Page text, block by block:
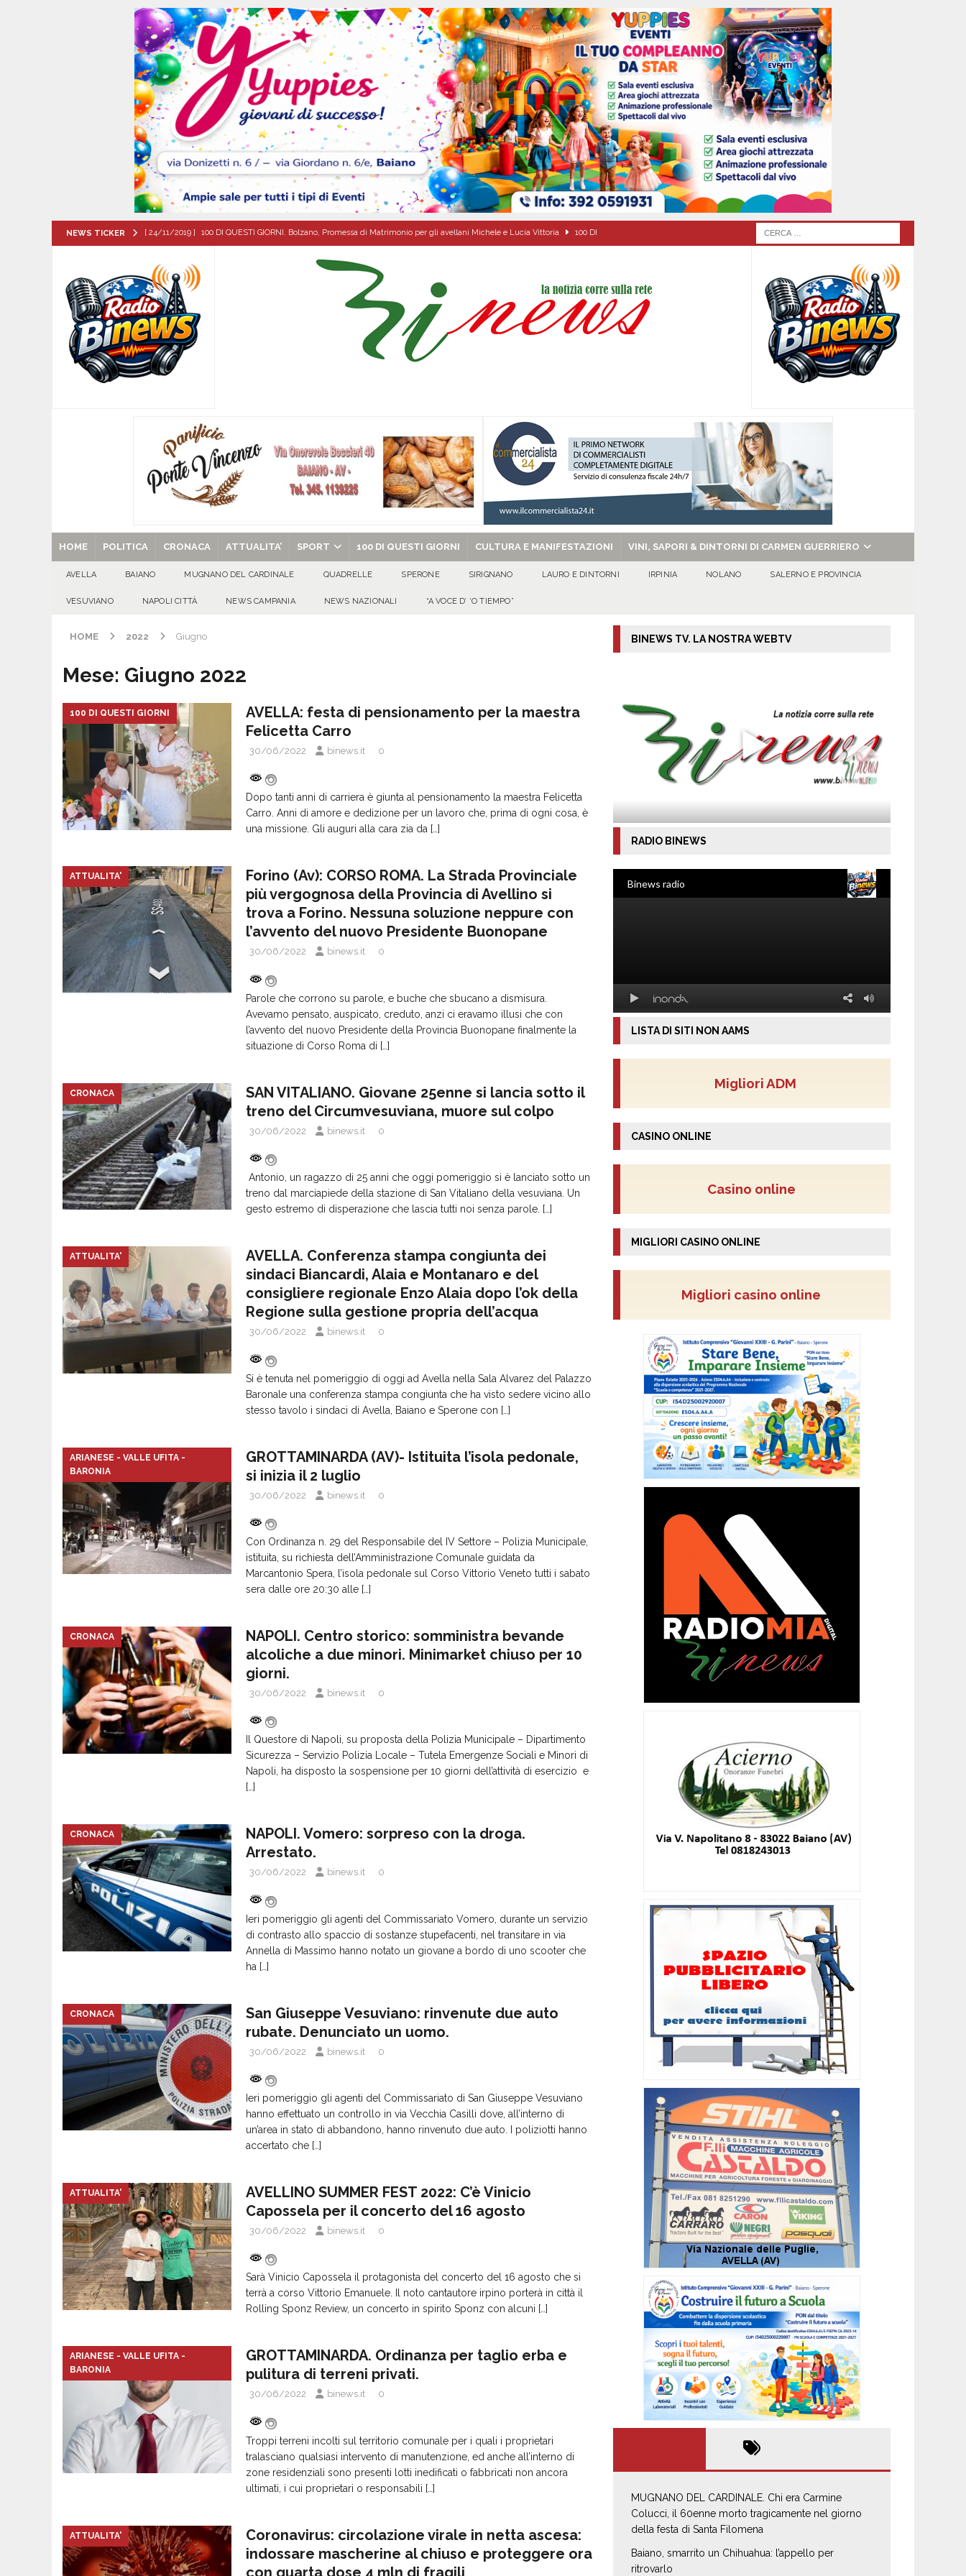
NEWS TICKER [ 24/11/2019 ] 100 DI QUESTI GIORNI. Bolzano, Promessa di Matrimonio per gli avellani Michele e Lucia Vittoria 100 DI
[ 09/08/2026 ] MUGNANO DEL CARDINALE. Chi era Carmine Colucci, il 60enne morto tragicamente nel giorno della festa di
Santa Filomena
[ 09/08/2026 ] Baiano, smarrito un Chihuahua: l’appello per ritrovarlo ATTUALITA'
[ 09/08/2026 ] Festa della Mozzarella di Bufala a Cancello ed Arnone: filiera bufalina solida ed in crescita continua
CASERTANA
[ 09/08/2026 ] Avella, cucciolo smarrito in via Carlo III: l’appello della famiglia per ritrovarlo AVELLA
[ 29/08/2025 ] SANT’Oggi. Venerdì 29 agosto la chiesa celebra il Martirio di san Giovanni Battista e santa Sabina EVIDENZA
HOME POLITICA CRONACA ATTUALITA’ SPORT 100 DI QUESTI GIORNI CULTURA E MANIFESTAZIONI VINI, SAPORI & DINTORNI DI CARMEN GUERRIERO
AVELLA BAIANO MUGNANO DEL CARDINALE QUADRELLE SPERONE SIRIGNANO LAURO E DINTORNI IRPINIA NOLANO SALERNO E PROVINCIA
VESUVIANO NAPOLI CITTÀ NEWS CAMPANIA NEWS NAZIONALI “A VOCE D’ ‘O TIEMPO”
HOME 2022 Giugno
Mese: Giugno 2022
100 DI QUESTI GIORNI
AVELLA: festa di pensionamento per la maestra
Felicetta Carro
30/06/2022 binews.it 0
Dopo tanti anni di carriera è giunta al pensionamento la maestra Felicetta
Carro. Anni di amore e dedizione per un lavoro che, prima di ogni cosa, è
una missione. Gli auguri alla cara zia da […]
ATTUALITA'
Forino (Av): CORSO ROMA. La Strada Provinciale
più vergognosa della Provincia di Avellino si
trova a Forino. Nessuna soluzione neppure con
l’avvento del nuovo Presidente Buonopane
30/06/2022 binews.it 0
Parole che corrono su parole, e buche che sbucano a dismisura.
Avevamo pensato, auspicato, creduto, anzi ci eravamo illusi che con
l’avvento del nuovo Presidente della Provincia Buonopane finalmente la
situazione di Corso Roma di […]
CRONACA
SAN VITALIANO. Giovane 25enne si lancia sotto il
treno del Circumvesuviana, muore sul colpo
30/06/2022 binews.it 0
Antonio, un ragazzo di 25 anni che oggi pomeriggio si è lanciato sotto un
treno dal marciapiede della stazione di San Vitaliano della vesuviana. Un
gesto estremo di disperazione che lascia tutti noi senza parole. […]
ATTUALITA'
AVELLA. Conferenza stampa congiunta dei
sindaci Biancardi, Alaia e Montanaro e del
consigliere regionale Enzo Alaia dopo l’ok della
Regione sulla gestione propria dell’acqua
30/06/2022 binews.it 0
Si è tenuta nel pomeriggio di oggi ad Avella nella Sala Alvarez del Palazzo
Baronale una conferenza stampa congiunta che ha visto sedere vicino allo
stesso tavolo i sindaci di Avella, Baiano e Sperone con […]
ARIANESE - VALLE UFITA -
BARONIA
GROTTAMINARDA (AV)- Istituita l’isola pedonale,
si inizia il 2 luglio
30/06/2022 binews.it 0
Con Ordinanza n. 29 del Responsabile del IV Settore – Polizia Municipale,
istituita, su richiesta dell’Amministrazione Comunale guidata da
Marcantonio Spera, l’isola pedonale sul Corso Vittorio Veneto tutti i sabato
sera dalle ore 20:30 alle […]
CRONACA
NAPOLI. Centro storico: somministra bevande
alcoliche a due minori. Minimarket chiuso per 10
giorni.
30/06/2022 binews.it 0
Il Questore di Napoli, su proposta della Polizia Municipale – Dipartimento
Sicurezza – Servizio Polizia Locale – Tutela Emergenze Sociali e Minori di
Napoli, ha disposto la sospensione per 10 giorni dell’attività di esercizio e
[…]
CRONACA
NAPOLI. Vomero: sorpreso con la droga.
Arrestato.
30/06/2022 binews.it 0
Ieri pomeriggio gli agenti del Commissariato Vomero, durante un servizio
di contrasto allo spaccio di sostanze stupefacenti, nel transitare in via
Annella di Massimo hanno notato un giovane a bordo di uno scooter che
ha […]
CRONACA
San Giuseppe Vesuviano: rinvenute due auto
rubate. Denunciato un uomo.
30/06/2022 binews.it 0
Ieri pomeriggio gli agenti del Commissariato di San Giuseppe Vesuviano
hanno effettuato un controllo in via Vecchia Casilli dove, all’interno di
un’area in stato di abbandono, hanno rinvenuto due auto. I poliziotti hanno
accertato che […]
ATTUALITA'
AVELLINO SUMMER FEST 2022: C’è Vinicio
Capossela per il concerto del 16 agosto
30/06/2022 binews.it 0
Sarà Vinicio Capossela il protagonista del concerto del 16 agosto che si
terrà a corso Vittorio Emanuele. Il noto cantautore irpino porterà in città il
Rolling Sponz Review, un concerto in spirito Sponz con alcuni […]
ARIANESE - VALLE UFITA -
BARONIA
GROTTAMINARDA. Ordinanza per taglio erba e
pulitura di terreni privati.
30/06/2022 binews.it 0
Troppi terreni incolti sul territorio comunale per i quali i proprietari
tralasciano qualsiasi intervento di manutenzione, ed anche all’interno di
zone residenziali sono presenti lotti inedificati o fabbricati non ancora
ultimati, i cui proprietari o responsabili […]
ATTUALITA'
Coronavirus: circolazione virale in netta ascesa:
indossare mascherine al chiuso e proteggere ora
con quarta dose 4 mln di fragili
BINEWS TV. LA NOSTRA WEBTV
RADIO BINEWS
LISTA DI SITI NON AAMS
Migliori ADM
CASINO ONLINE
Casino online
MIGLIORI CASINO ONLINE
Migliori casino online
MUGNANO DEL CARDINALE. Chi era Carmine
Colucci, il 60enne morto tragicamente nel giorno
della festa di Santa Filomena
Baiano, smarrito un Chihuahua: l’appello per
ritrovarlo